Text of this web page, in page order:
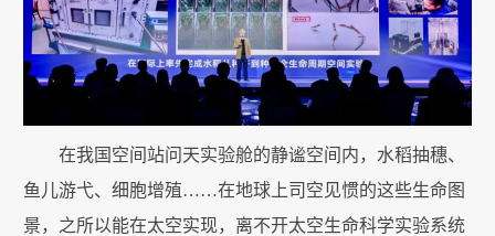
在我国空间站问天实验舱的静谧空间内，水稻抽穗、
鱼儿游弋、细胞增殖……在地球上司空见惯的这些生命图
景，之所以能在太空实现，离不开太空生命科学实验系统